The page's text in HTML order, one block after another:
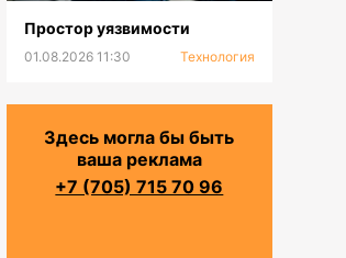
Простор уязвимости
01.08.2026 11:30 Технология
Здесь могла бы быть
ваша реклама
+7 (705) 715 70 96